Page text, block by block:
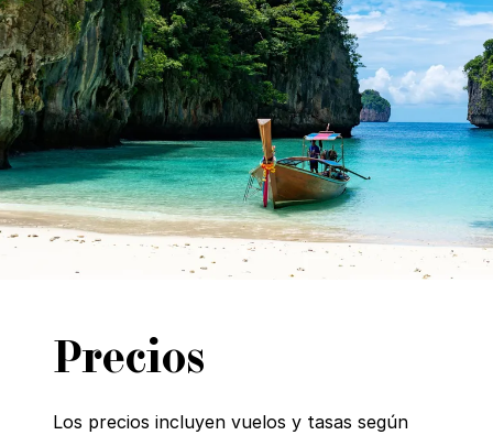
Precios
Los precios incluyen vuelos y tasas según